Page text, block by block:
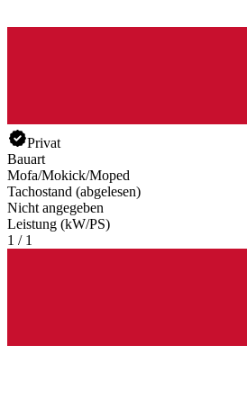
Privat
Bauart
Mofa/Mokick/Moped
Tachostand (abgelesen)
Nicht angegeben
Leistung (kW/PS)
1 / 1